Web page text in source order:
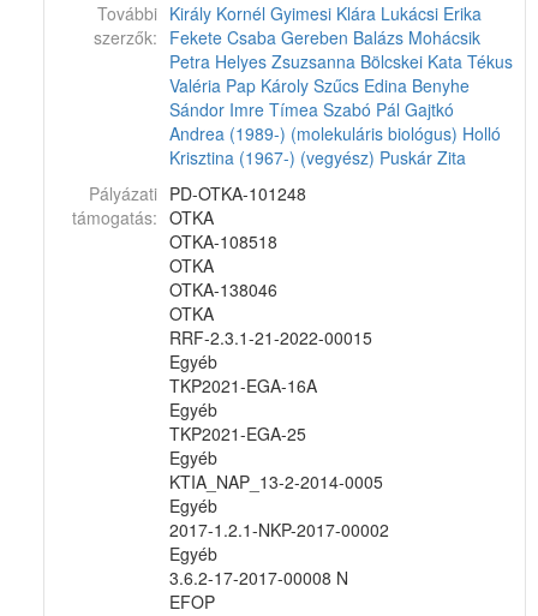
További
szerzők:
Király Kornél Gyimesi Klára Lukácsi Erika
Fekete Csaba Gereben Balázs Mohácsik
Petra Helyes Zsuzsanna Bölcskei Kata Tékus
Valéria Pap Károly Szűcs Edina Benyhe
Sándor Imre Tímea Szabó Pál Gajtkó
Andrea (1989-) (molekuláris biológus) Holló
Krisztina (1967-) (vegyész) Puskár Zita
Pályázati
támogatás:
PD-OTKA-101248
OTKA
OTKA-108518
OTKA
OTKA-138046
OTKA
RRF-2.3.1-21-2022-00015
Egyéb
TKP2021-EGA-16A
Egyéb
TKP2021-EGA-25
Egyéb
KTIA_NAP_13-2-2014-0005
Egyéb
2017-1.2.1-NKP-2017-00002
Egyéb
3.6.2-17-2017-00008 N
EFOP